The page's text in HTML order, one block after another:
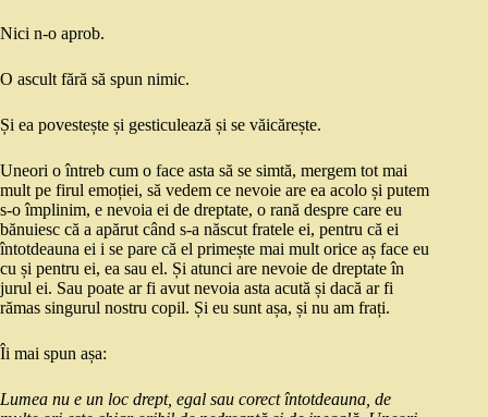
Nici n-o aprob.
O ascult fără să spun nimic.
Și ea povestește și gesticulează și se văicărește.
Uneori o întreb cum o face asta să se simtă, mergem tot mai
mult pe firul emoției, să vedem ce nevoie are ea acolo și putem
s-o împlinim, e nevoia ei de dreptate, o rană despre care eu
bănuiesc că a apărut când s-a născut fratele ei, pentru că ei
întotdeauna ei i se pare că el primește mai mult orice aș face eu
cu și pentru ei, ea sau el. Și atunci are nevoie de dreptate în
jurul ei. Sau poate ar fi avut nevoia asta acută și dacă ar fi
rămas singurul nostru copil. Și eu sunt așa, și nu am frați.
Îi mai spun așa:
Lumea nu e un loc drept, egal sau corect întotdeauna, de